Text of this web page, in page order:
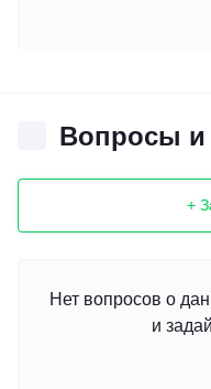
Вопросы и
+
Нет вопросов о
и